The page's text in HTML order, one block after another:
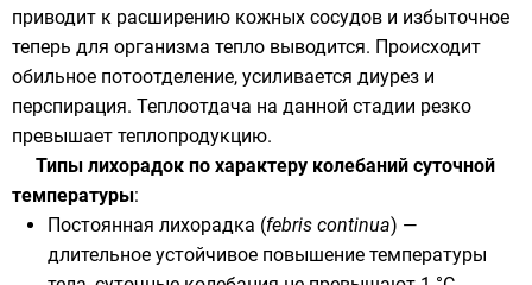
приводит к расширению кожных сосудов и избыточное
теперь для организма тепло выводится. Происходит
обильное потоотделение, усиливается диурез и
перспирация. Теплоотдача на данной стадии резко
превышает теплопродукцию.
Типы лихорадок по характеру колебаний суточной
температуры:
Постоянная лихорадка (febris continua) —
длительное устойчивое повышение температуры